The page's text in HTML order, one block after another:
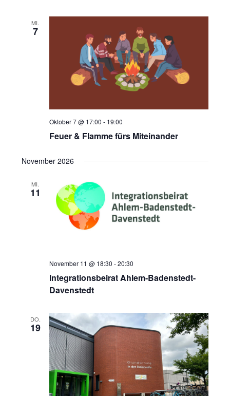
MI.
7
Feuer & Flamme fürs Miteinander
Oktober 7 @ 17:00 - 19:00
November 2026
MI.
11
Integrationsbeirat Ahlem-Badenstedt-
Davenstedt
November 11 @ 18:30 -20:30
DO.
19